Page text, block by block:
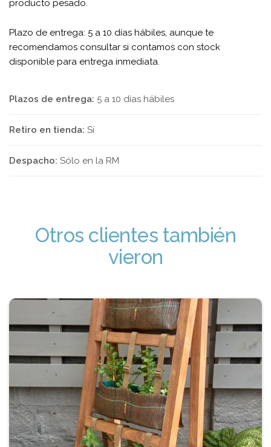
producto pesado.
Plazo de entrega: 5 a 10 días hábiles, aunque te
recomendamos consultar si contamos con stock
disponible para entrega inmediata.
Plazos de entrega: 5 a 10 días hábiles
Retiro en tienda: Sí
Despacho: Sólo en la RM
Otros clientes también
vieron